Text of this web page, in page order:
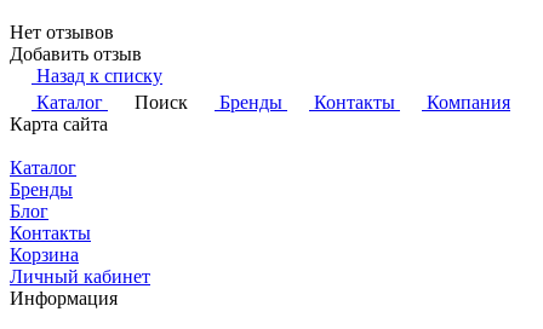
Нет отзывов
Добавить отзыв
Назад к списку
Каталог
Поиск Бренды Контакты
Компания
Карта сайта
Каталог
Бренды
Блог
Контакты
Корзина
Личный кабинет
Информация